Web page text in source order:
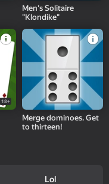
Men's Solitaire
"Klondike"
18+
Merge dominoes. Get
to thirteen!
Lol